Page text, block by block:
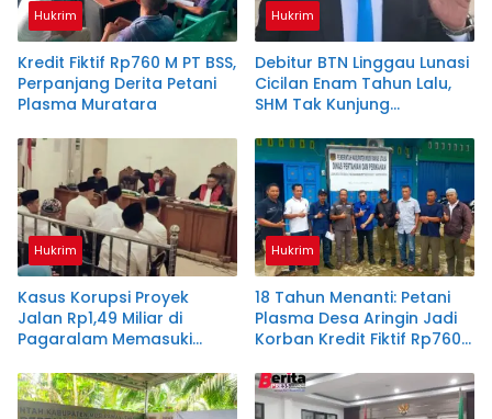
Hukrim
Kredit Fiktif Rp760 M PT BSS,
Perpanjang Derita Petani
Plasma Muratara
Hukrim
Debitur BTN Linggau Lunasi
Cicilan Enam Tahun Lalu,
SHM Tak Kunjung
Hukrim
Kasus Korupsi Proyek
Jalan Rp1,49 Miliar di
Pagaralam Memasuki
Terdakwa Dituntut 2,5
Tahun Penjara
Hukrim
18 Tahun Menanti: Petani
Plasma Desa Aringin Jadi
Korban Kredit Fiktif Rp760